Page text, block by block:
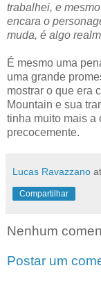
trabalhei, e
encara o
muda, é algo
É mesmo uma
uma grande
mostrar o que era
Mountain e sua
tinha muito mais a
precocemente.
Lucas Ravazzano at
Compartilhar
Nenhum
Postar um